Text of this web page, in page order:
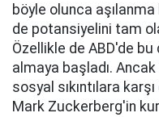
böyle olunca
de potansiyelini tam
Özellikle de ABD'de
almaya başladı.
sosyal sıkıntılara
Mark Zuckerberg'in